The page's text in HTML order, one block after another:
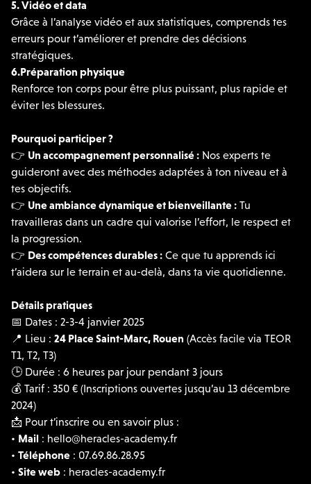
5.Vidéoet data
Grâce à l’analyse vidéo et aux statistiques, comprends tes
erreurs pour t’améliorer et prendre des décisions
stratégiques.
6️.Préparation physique
Renforce ton corps pour être plus puissant, plus rapide et
éviter les blessures.
Pourquoi participer ?
👉 Un accompagnement personnalisé: Nos experts te
guideront avec des méthodes adaptées à ton niveau et à
tes objectifs.
👉 Une ambiance dynamique et bienveillante: Tu
travailleras dans un cadre qui valorise l’effort, le respect et
la progression.
👉 Des compétences durables: Ce que tu apprends ici
t’aidera sur le terrain et au-delà, dans ta vie quotidienne.
Détails pratiques
📅 Dates : 2-3-4 janvier 2025
📍 Lieu : 24 Place Saint-Marc, Rouen (Accès facile via TEOR
T1, T2, T3)
🕒 Durée : 6 heures par jour pendant 3 jours
💰 Tarif : 350 € (Inscriptions ouvertes jusqu’au 13 décembre
2024)
📩 Pour t’inscrire ou en savoir plus :
• Mail : hello@heracles-academy.fr
• Téléphone : 07.69.86.28.95
• Site web : heracles-academy.fr